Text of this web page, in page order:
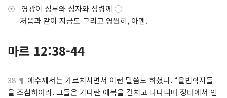
⦿ 영광이 성부와 성자와 성령께 ◯
처음과 같이 지금도 그리고 영원히, 아멘.
마르 12:38-44
38 ¶ 예수께서는 가르치시면서 이런 말씀도 하셨다. “율법학자들
을 조심하여라. 그들은 기다란 예복을 걸치고 나다니며 장터에서 인